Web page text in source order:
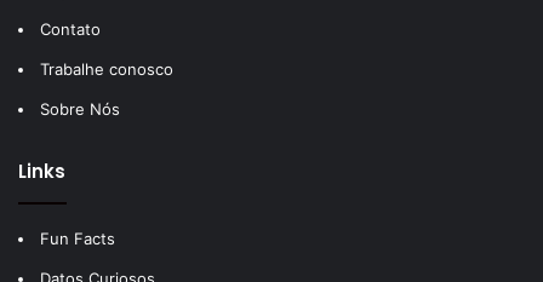
Contato
Trabalhe conosco
Sobre Nós
Links
Fun Facts
Datos Curiosos